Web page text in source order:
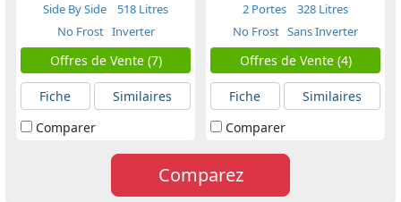
Side By Side
518 Litres
No Frost Inverter
Offres de Vente (7)
Fiche
Similaires
Comparer
2 Portes
328 Litres
No Frost Sans Inverter
Offres de Vente (4)
Fiche
Similaires
Comparer
Comparez